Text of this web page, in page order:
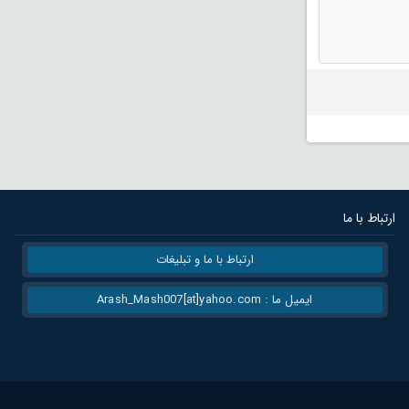
ارتباط با ما
ارتباط با ما و تبلیغات
ایمیل ما : Arash_Mash007[at]yahoo.com